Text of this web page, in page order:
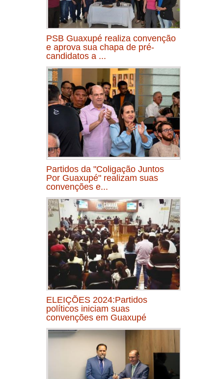
PSB Guaxupé realiza convenção
e aprova sua chapa de pré-
candidatos a ...
Partidos da "Coligação Juntos
Por Guaxupé" realizam suas
convenções e...
ELEIÇÕES 2024:Partidos
políticos iniciam suas
convenções em Guaxupé